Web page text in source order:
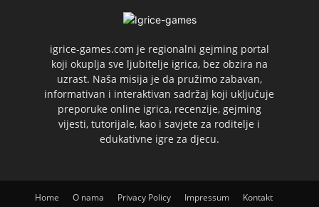
igrice-games.com je regionalni gejming portal
koji okuplja sve ljubitelje igrica, bez obzira na
uzrast. Naša misija je da pružimo zabavan,
informativan i interaktivan sadržaj koji uključuje
preporuke online igrica, recenzije, gejming
vijesti, tutorijale, kao i savjete za roditelje i
edukativne igre za djecu.
Home O nama Privacy Policy Impressum
Kontakt